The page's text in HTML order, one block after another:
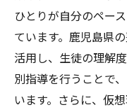
ひとりが自分のペー
ています。鹿児島県
活用し、生徒の理解
別指導を行うことで
います。さらに、仮